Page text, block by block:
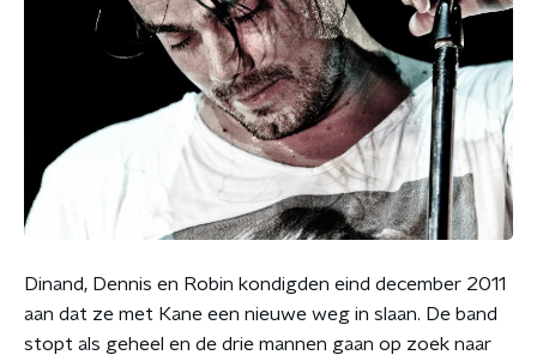
Dinand, Dennis en Robin kondigden eind december 2011
aan dat ze met Kane een nieuwe weg in slaan. De band
stopt als geheel en de drie mannen gaan op zoek naar